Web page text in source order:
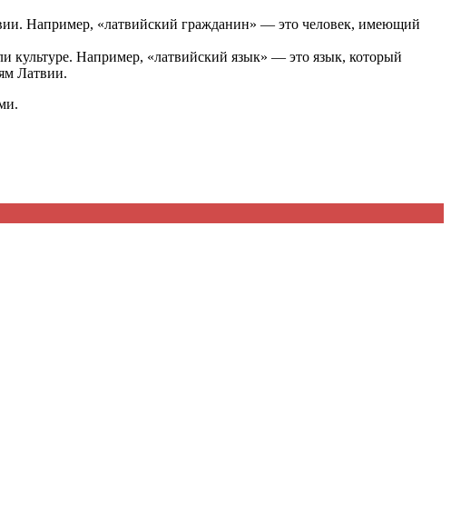
Например, «латвийский гражданин» — это человек, имеющий
культуре. Например, «латвийский язык» — это язык, который
Латвии.